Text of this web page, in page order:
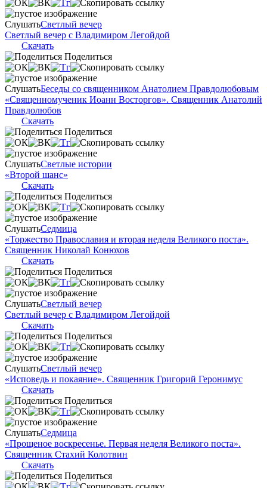
СлушатьСветлый вечер
Светлый вечер с Владимиром Легойдой
Скачать
Поделиться
СлушатьБеседы со священником Анатолием Правдолюбовым
«Священномученик Иоанн Восторгов». Священник Анатолий
Правдолюбов
Скачать
Поделиться
СлушатьСветлые истории
«Второй шанс»
Скачать
Поделиться
СлушатьСедмица
«Торжество Православия и вторая неделя Великого поста».
Священник Николай Конюхов
Скачать
Поделиться
СлушатьСветлый вечер
Светлый вечер с Владимиром Легойдой
Скачать
Поделиться
СлушатьСветлый вечер
«Исповедь и покаяние». Священник Григорий Геронимус
Скачать
Поделиться
СлушатьСедмица
«Прощеное воскресенье. Первая неделя Великого поста».
Священник Стахий Колотвин
Скачать
Поделиться